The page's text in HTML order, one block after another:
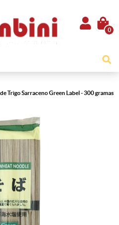
0
Trigo Sarraceno Green Label - 300 gramas